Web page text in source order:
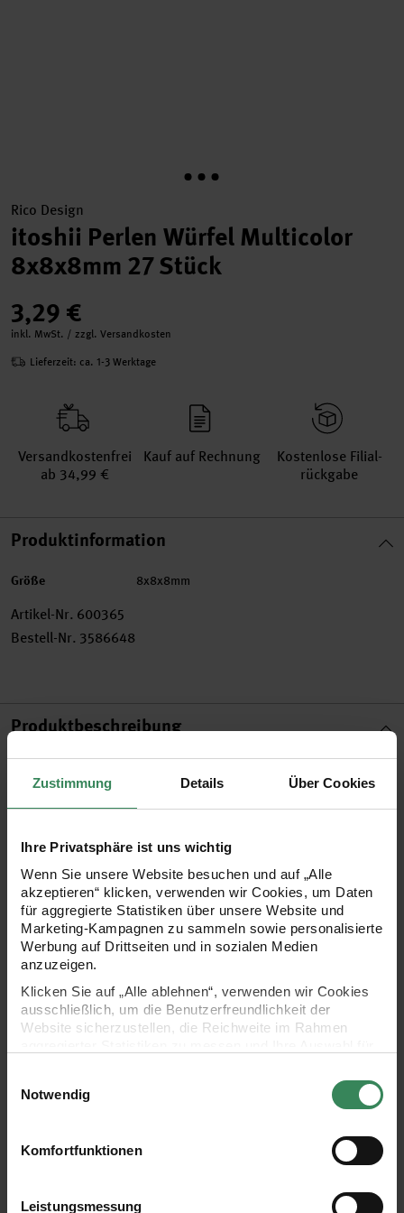
Zustimmung Details Über Cookies
Ihre Privatsphäre ist uns wichtig
Wenn Sie unsere Website besuchen und auf „Alle
akzeptieren“ klicken, verwenden wir Cookies, um Daten
für aggregierte Statistiken über unsere Website und
Marketing-Kampagnen zu sammeln sowie personalisierte
Werbung auf Drittseiten und in sozialen Medien
anzuzeigen.
Klicken Sie auf „Alle ablehnen“, verwenden wir Cookies
ausschließlich, um die Benutzerfreundlichkeit der
Website sicherzustellen, die Reichweite im Rahmen
Ihre Einwilligung ist freiwillig und kann jederzeit über den
Link „Cookie-Einstellungen“ im Fußbereich der Seite
verwendeten Technologien und den Empfängern der
Daten finden Sie in unserer Datenschutzerklärung.
Notwendig
Komfortfunktionen
Leistungsmessung
Rico Design
itoshii Perlen Würfel Multicolor
8x8x8mm 27 Stück
3,29 €
inkl. MwSt. / zzgl. Versandkosten
Lieferzeit: ca. 1-3 Werktage
Versand­kosten­frei
ab 34,99 €
Kauf auf Rechnung
Kosten­lose Filial­
rückgabe
Produktinformation
Größe 8x8x8mm
Artikel-Nr. 600365
Bestell-Nr. 3586648
Produktbeschreibung
diesen Perlen lassen sich einfach und schnell Ketten und
gestalten. Einfach die Perlen auf einen elastischen
Perlonfaden ziehen, Knoten oder Verschluss dran – fertig. So
entstehen auf einfache Art und Weise moderne Style Pieces
zum Verschenken oder Selbertragen. Selbstverständlich
können die Perlen miteinander kombiniert werden!
- Perlen in Würfelform
- Inhalt: 27 Stück